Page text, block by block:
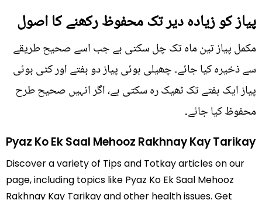
پیاز کو زیادہ دیر تک محفوظ رکھنے کا اصول
مکمل پیاز تین ماہ تک چل سکتی ہے جب اسے صحیح طریقے
سے ذخیرہ کیا جائے۔ چھیلی ہوئی پیاز دو ہفتے اور کٹی ہوئی
پیاز ایک ہفتے تک ٹھیک رہ سکتی ہے، اگر انہیں صحیح طرح
محفوظ کیا جائے۔
Pyaz Ko Ek Saal Mehooz Rakhnay Kay Tarikay
Discover a variety of Tips and Totkay articles on our
page, including topics like Pyaz Ko Ek Saal Mehooz
Rakhnay Kay Tarikay and other health issues. Get